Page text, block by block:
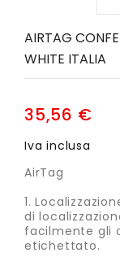
AIRTAG
WHITE ITALIA
35,56 €
Iva inclusa
AirTag
1.
di
facilmente gli
etichettato.